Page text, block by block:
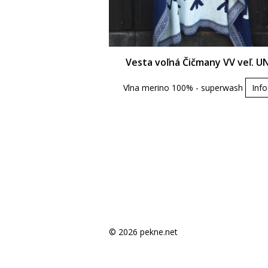
Vesta voľná Čičmany VV veľ.
Vlna merino 100% - superwash Info
© 2026 pekne.net